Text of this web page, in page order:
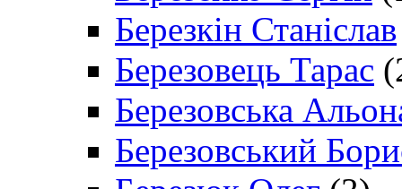
Березкін Станіслав
Березовець Тарас
Березовська
Березовський